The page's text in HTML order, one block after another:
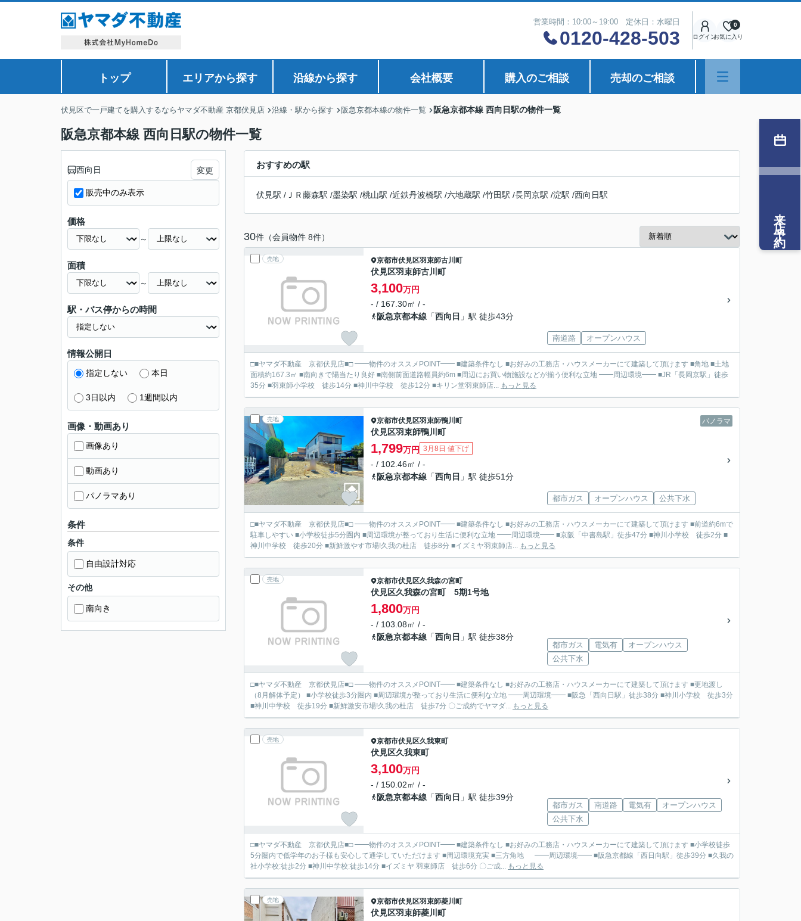
営業時間：10:00～19:00 定休日：水曜日
0120-428-503 ログインお気に入り
0
トップ エリアから探す 沿線から探す 会社概要 購入のご相談 売却のご相談
伏見区で一戸建てを購入するならヤマダ不動産 京都伏見店 沿線・駅から探す 阪急京都本線の物件一覧 阪急京都本線 西向日駅の物件一覧
阪急京都本線 西向日駅の物件一覧
おすすめの駅
伏見駅 / ＪＲ藤森駅 /墨染駅 /桃山駅 /近鉄丹波橋駅 /六地蔵駅 /竹田駅 /長岡京駅 /淀駅 /西向日駅
30件（会員物件 8件）
売地 京都市伏見区羽束師古川町
伏見区羽束師古川町
3,100万円
- / 167.30㎡ / -
阪急京都本線 「西向日 」駅 徒歩43分
南道路 オープンハウス
□■ヤマダ不動産 京都伏見店■□ ━━物件のオススメPOINT━━ ■建築条件なし ■お好みの工務店・ハウスメーカーにて建築して頂けます ■角地 ■土地
面積約167.3㎡ ■南向きで陽当たり良好 ■南側前面道路幅員約6m ■周辺にお買い物施設などが揃う便利な立地 ━━周辺環境━━ ■JR「長岡京駅」徒歩
35分 ■羽束師小学校 徒歩14分 ■神川中学校 徒歩12分 ■キリン堂羽束師店... もっと見る
売地 パノラマ
京都市伏見区羽束師鴨川町
伏見区羽束師鴨川町
1,799万円 3月8日 値下げ
- / 102.46㎡ / -
阪急京都本線 「西向日 」駅 徒歩51分
都市ガス オープンハウス 公共下水
□■ヤマダ不動産 京都伏見店■□ ━━物件のオススメPOINT━━ ■建築条件なし ■お好みの工務店・ハウスメーカーにて建築して頂けます ■前道約6mで
駐車しやすい ■小学校徒歩5分圏内 ■周辺環境が整っており生活に便利な立地 ━━周辺環境━━ ■京阪「中書島駅」徒歩47分 ■神川小学校 徒歩2分 ■
神川中学校 徒歩20分 ■新鮮激やす市場!久我の杜店 徒歩8分 ■イズミヤ羽束師店... もっと見る
売地 京都市伏見区久我森の宮町
伏見区久我森の宮町 5期1号地
1,800万円
- / 103.08㎡ / -
阪急京都本線 「西向日 」駅 徒歩38分
都市ガス 電気有
オープンハウス
公共下水
□■ヤマダ不動産 京都伏見店■□ ━━物件のオススメPOINT━━ ■建築条件なし ■お好みの工務店・ハウスメーカーにて建築して頂けます ■更地渡し
（8月解体予定） ■小学校徒歩3分圏内 ■周辺環境が整っており生活に便利な立地 ━━周辺環境━━ ■阪急「西向日駅」徒歩38分 ■神川小学校 徒歩3分
■神川中学校 徒歩19分 ■新鮮激安市場!久我の杜店 徒歩7分 〇ご成約でヤマダ... もっと見る
売地 京都市伏見区久我東町
伏見区久我東町
3,100万円
- / 150.02㎡ / -
阪急京都本線 「西向日 」駅 徒歩39分
都市ガス 南道路 電気有
オープンハウス
公共下水
□■ヤマダ不動産 京都伏見店■□ ━━物件のオススメPOINT━━ ■建築条件なし ■お好みの工務店・ハウスメーカーにて建築して頂けます ■小学校徒歩
5分圏内で低学年のお子様も安心して通学していただけます ■周辺環境充実 ■三方角地 ━━周辺環境━━ ■阪急京都線「西日向駅」徒歩39分 ■久我の
社小学校:徒歩2分 ■神川中学校:徒歩14分 ■イズミヤ 羽束師店 徒歩6分 〇ご成... もっと見る
売地 京都市伏見区羽束師菱川町
伏見区羽束師菱川町
西向日 変更
販売中のみ表示
価格
～
面積
～
駅・バス停からの時間
情報公開日
指定しない 本日
3日以内 1週間以内
画像・動画あり
画像あり
動画あり
パノラマあり
条件
条件
自由設計対応
その他
南向き
来店予約